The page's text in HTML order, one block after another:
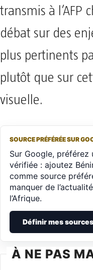
transmis à l’AFP
débat sur des
plus pertinents
plutôt que sur
visuelle.
SOURCE PRÉFÉRÉE SUR
Sur Google, préférez
vérifiée : ajoutez
comme source
manquer de
l’Afrique.
Définir mes
À NE PAS